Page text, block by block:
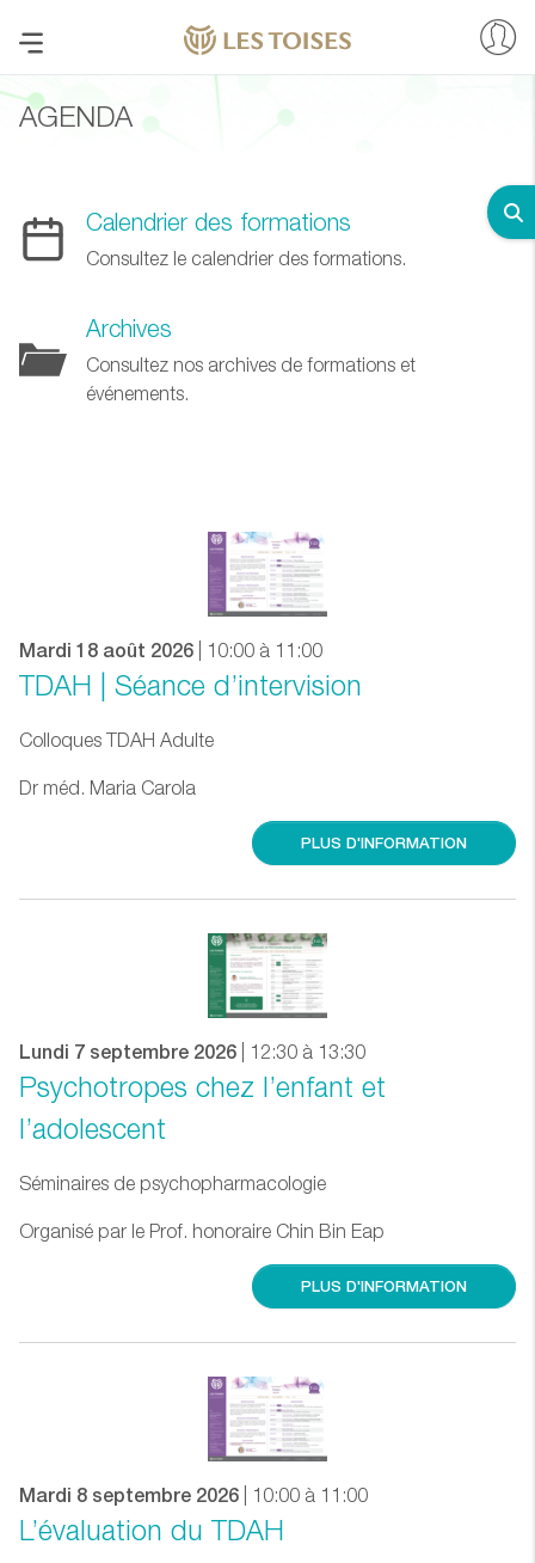
AGENDA
Calendrier des formations
Consultez le calendrier des formations.
Archives
Consultez nos archives de formations et
événements.
Mardi 18 août 2026 | 10:00 à 11:00
TDAH | Séance d’intervision
Colloques TDAH Adulte
Dr méd. Maria Carola
PLUS D'INFORMATION
Lundi 7 septembre 2026 | 12:30 à 13:30
Psychotropes chez l’enfant et
l’adolescent
Séminaires de psychopharmacologie
Organisé par le Prof. honoraire Chin Bin Eap
PLUS D'INFORMATION
Mardi 8 septembre 2026 | 10:00 à 11:00
L’évaluation du TDAH